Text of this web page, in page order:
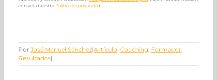
consulta nuestra Política de privacidad
Por José Manuel Sánchez|Artículo Coaching Formador
Resultados|